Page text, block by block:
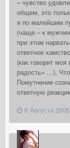
– чувство
общем, это
я по малейшим
(чаще – к
при этом
ответное
(как говорит
радость» …).
Помутнение
ответную
6 Августа 2005